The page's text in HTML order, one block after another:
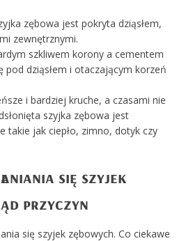
zębowa jest pokryta dziąsłem,
zewnętrznymi.
szkliwem korony a cementem
dziąsłem i otaczającym korzeń
i bardziej kruche, a czasami nie
szyjka zębowa jest
takie jak ciepło, zimno, dotyk czy
się szyjek
przyczyn
się szyjek zębowych. Co ciekawe